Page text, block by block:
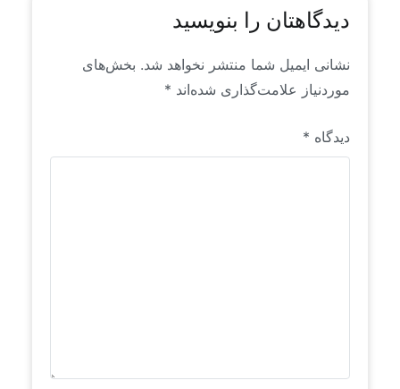
دیدگاهتان را بنویسید
نشانی ایمیل شما منتشر نخواهد شد. بخش‌های
موردنیاز علامت‌گذاری شده‌اند*
دیدگاه*